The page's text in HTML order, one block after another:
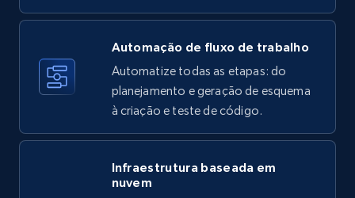
Title, Seller name, Brand, Description, Initial
35.3K+ 5.7K+ Comece grátis
Amazon products - find products by using
upc numbers
Automação de fluxo de trabalho
Automatize todas as etapas: do
planejamento e geração de esquema
à criação e teste de código.
Infraestrutura baseada em
nuvem